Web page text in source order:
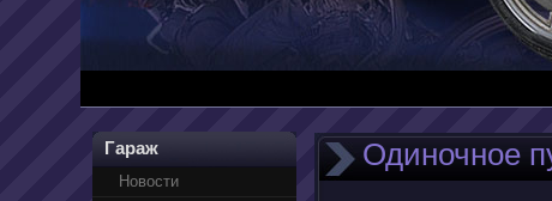
Гараж
Новости
Одиночное